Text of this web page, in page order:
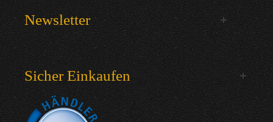
Newsletter
Sicher Einkaufen